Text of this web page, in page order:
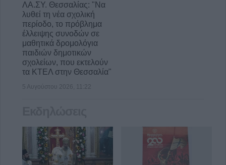
ΛΑ.ΣΥ. Θεσσαλίας: "Να
λυθεί τη νέα σχολική
περίοδο, το πρόβλημα
έλλειψης συνοδών σε
μαθητικά δρομολόγια
παιδιών δημοτικών
σχολείων, που εκτελούν
τα ΚΤΕΛ στην Θεσσαλία"
5 Αυγούστου 2026, 11:22